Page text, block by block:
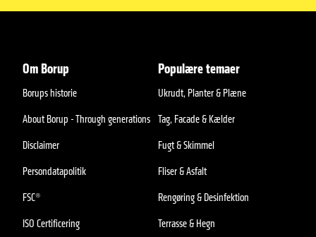
Om Borup
Borups historie
About Borup - Through generations
Disclaimer
Persondatapolitik
FSC®
ISO Certificering
Populære temaer
Ukrudt, Planter & Plæne
Tag, Facade & Kælder
Fugt & Skimmel
Fliser & Asfalt
Rengøring & Desinfektion
Terrasse & Hegn